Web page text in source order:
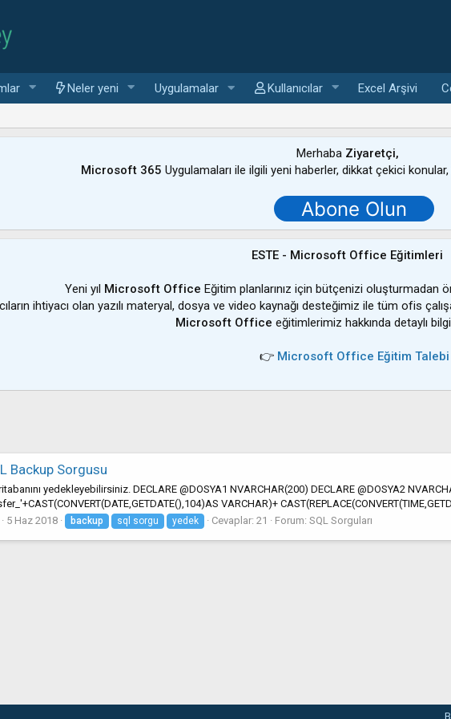
Neler yeni Uygulamalar Kullanıcılar Excel Arşivi
Merhaba Ziyaretçi,
Microsoft 365 Uygulamaları ile ilgili yeni haberler, dikkat çekici
Abone Olun
ESTE - Microsoft Office Eğitimleri
Yeni yıl Microsoft Office Eğitim planlarınız için bütçenizi oluşturmadan
ihtiyacı olan yazılı materyal, dosya ve video kaynağı desteğimiz ile tüm ofis
Microsoft Office eğitimlerimiz hakkında detaylı
👉 Microsoft Office Eğitim Talebi
Backup Sorgusu
yedekleyebilirsiniz. DECLARE @DOSYA1 NVARCHAR(200) DECLARE @DOSYA2
VARCHAR)+
5 Haz 2018 backup sql sorgu yedek Cevaplar: 21 Forum: SQL Sorguları